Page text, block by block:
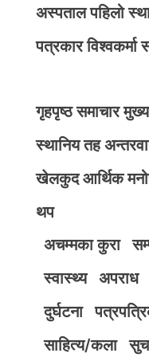
अस्पताल पहिलो
पत्रकार विश्वकर्मा
गृहपृष्ठ समाचार
स्थानिय तह
खेलकुद आर्थिक
थप
अचम्मका कुरा
स्वास्थ्य
अपराध
दुर्घटना
साहित्य/कला